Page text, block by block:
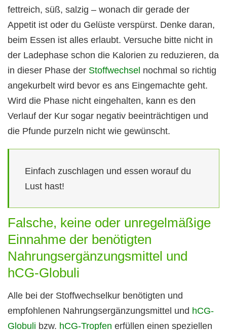
fettreich, süß, salzig – wonach dir gerade der
Appetit ist oder du Gelüste verspürst. Denke daran,
beim Essen ist alles erlaubt. Versuche bitte nicht in
der Ladephase schon die Kalorien zu reduzieren, da
in dieser Phase der Stoffwechsel nochmal so richtig
angekurbelt wird bevor es ans Eingemachte geht.
Wird die Phase nicht eingehalten, kann es den
Verlauf der Kur sogar negativ beeinträchtigen und
die Pfunde purzeln nicht wie gewünscht.
Einfach zuschlagen und essen worauf du
Lust hast!
Falsche, keine oder unregelmäßige
Einnahme der benötigten
Nahrungsergänzungsmittel und
hCG-Globuli
Alle bei der Stoffwechselkur benötigten und
empfohlenen Nahrungsergänzungsmittel und hCG-
Globuli bzw. hCG-Tropfen erfüllen einen speziellen